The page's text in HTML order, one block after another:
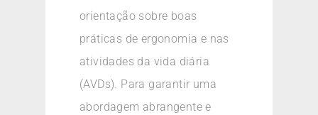
orientação sobre boas
práticas de ergonomia e nas
atividades da vida diária
(AVDs). Para garantir uma
abordagem abrangente e